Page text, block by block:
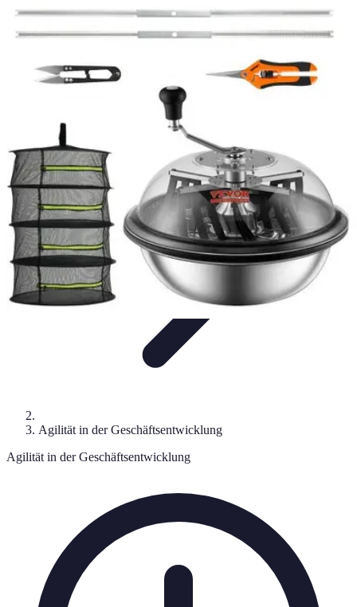
Business Entwicklung
Strategien KundenmanagementNachhaltigkeit
Marktanalyse und
Agilität in der Geschäftsentwicklung
Agilität in der Geschäftsentwicklung